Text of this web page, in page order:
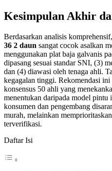
Kesimpulan Akhir
Berdasarkan analisis komprehensif,
36 2 daun sangat cocok asalkan
menggunakan plat baja galvanis
dipasang sesuai standar SNI, (3)
dan (4) diawasi oleh tenaga ahli.
kegagalan tinggi. Rekomendasi
konsensus 50 ahli yang
menentukan daripada model pintu
konsumen dan pengembang
murah, melainkan
terverifikasi.
Daftar Isi